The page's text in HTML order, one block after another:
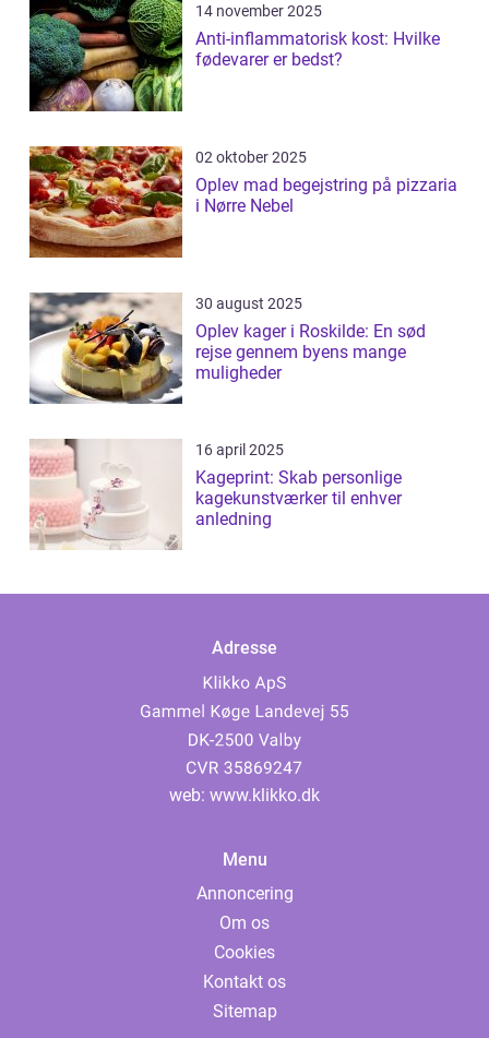
14 november 2025
Anti-inflammatorisk kost: Hvilke
fødevarer er bedst?
02 oktober 2025
Oplev mad begejstring på pizzaria
i Nørre Nebel
30 august 2025
Oplev kager i Roskilde: En sød
rejse gennem byens mange
muligheder
16 april 2025
Kageprint: Skab personlige
kagekunstværker til enhver
anledning
Adresse
web: www.klikko.dk
Menu
Annoncering
Om os
Cookies
Kontakt os
Sitemap